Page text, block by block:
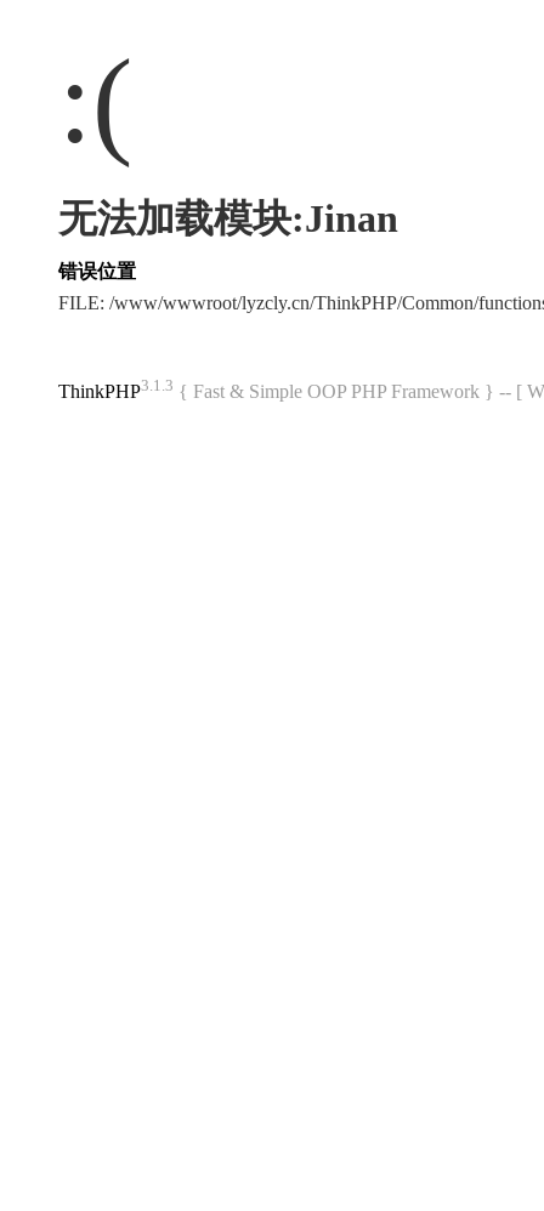
:(
无法加载模块:Jinan
错误位置
FILE: /www/wwwroot/lyzcly.cn/ThinkPHP/Common/
ThinkPHP3.1.3 { Fast & Simple OOP PHP Framework } -- [